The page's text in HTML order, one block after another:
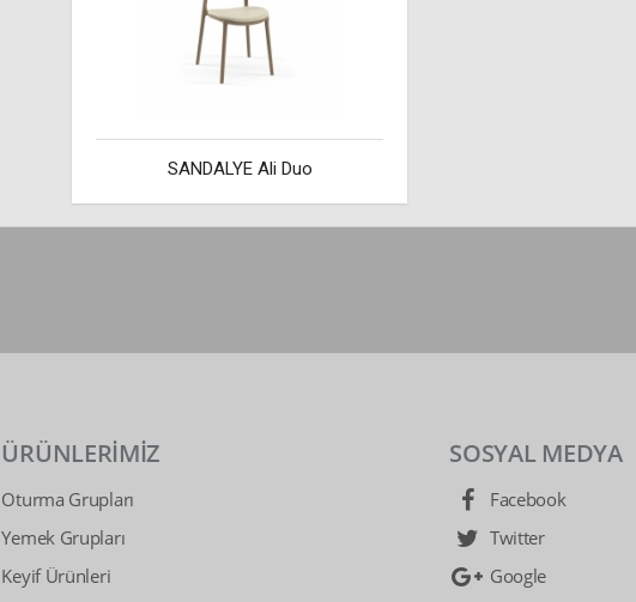
SANDALYE Ali Duo
ÜRÜNLERİMİZ
Oturma Grupları
Yemek Grupları
Keyif Ürünleri
SOSYAL MEDYA
Facebook
Twitter
Google